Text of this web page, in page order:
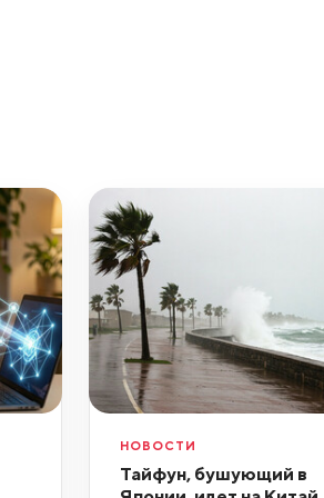
НОВОСТИ
Тайфун, бушующий в